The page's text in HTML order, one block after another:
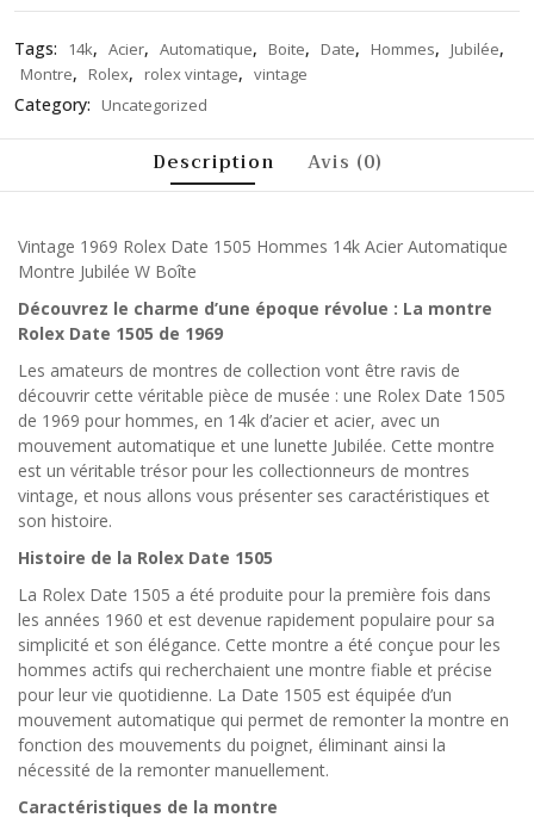
Tags: 14k, Acier, Automatique, Boite, Date, Hommes, Jubilée,
Montre, Rolex, rolex vintage, vintage
Category: Uncategorized
Description Avis (0)
Vintage 1969 Rolex Date 1505 Hommes 14k Acier Automatique
Montre Jubilée W Boîte
Découvrez le charme d’une époque révolue : La montre
Rolex Date 1505 de 1969
Les amateurs de montres de collection vont être ravis de
découvrir cette véritable pièce de musée : une Rolex Date 1505
de 1969 pour hommes, en 14k d’acier et acier, avec un
mouvement automatique et une lunette Jubilée. Cette montre
est un véritable trésor pour les collectionneurs de montres
vintage, et nous allons vous présenter ses caractéristiques et
son histoire.
Histoire de la Rolex Date 1505
La Rolex Date 1505 a été produite pour la première fois dans
les années 1960 et est devenue rapidement populaire pour sa
simplicité et son élégance. Cette montre a été conçue pour les
hommes actifs qui recherchaient une montre fiable et précise
pour leur vie quotidienne. La Date 1505 est équipée d’un
mouvement automatique qui permet de remonter la montre en
fonction des mouvements du poignet, éliminant ainsi la
nécessité de la remonter manuellement.
Caractéristiques de la montre